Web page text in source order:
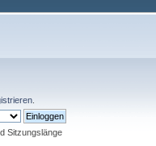
.
Sitzungslänge